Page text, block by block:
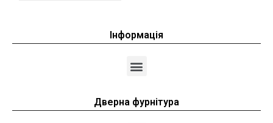
Інформація
Дверна фурнітура